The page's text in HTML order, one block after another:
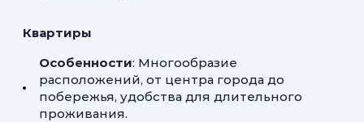
Квартиры
Особенности: Многообразие
расположений, от центра города до
побережья, удобства для длительного
проживания.